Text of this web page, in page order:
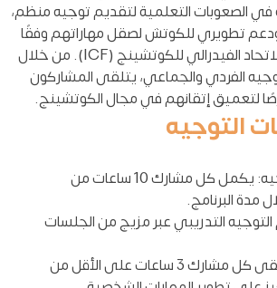
الصعوبات التعلمية لتقديم توجيه منظم،
تطويري للكوتش لصقل مهاراتهم وفقًا
للكفاءات الأساسية للاتحاد الفيدرالي للكوتشينج (ICF). من خلال
الفردي والجماعي، يتلقى المشاركون
لتعميق إتقانهم في مجال الكوتشينج.
التوجيه
إجمالي ساعات التوجيه: يكمل كل مشارك 10 ساعات من
مدة البرنامج.
التدريبي عبر مزيج من الجلسات
الجلسات الفردية: يتلقى كل مشارك 3 ساعات على الأقل من